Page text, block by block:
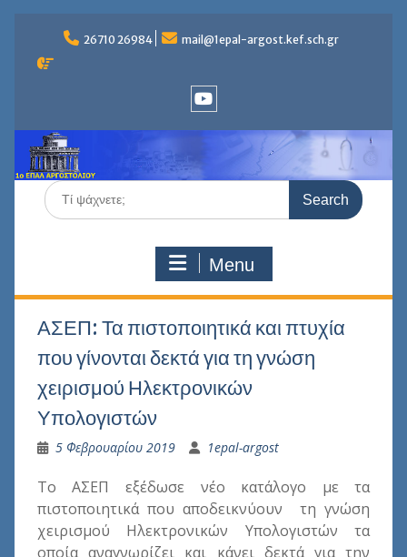
content
26710 26984 mail@1epal-argost.kef.sch.gr
Search
for:
Menu
ΑΣΕΠ: Τα πιστοποιητικά και πτυχία
που γίνονται δεκτά για τη γνώση
χειρισμού Ηλεκτρονικών
Υπολογιστών
5 Φεβρουαρίου 2019 1epal-argost
Το ΑΣΕΠ εξέδωσε νέο κατάλογο με τα
πιστοποιητικά που αποδεικνύουν τη γνώση
χειρισμού Ηλεκτρονικών Υπολογιστών τα
οποία αναγνωρίζει και κάνει δεκτά για την